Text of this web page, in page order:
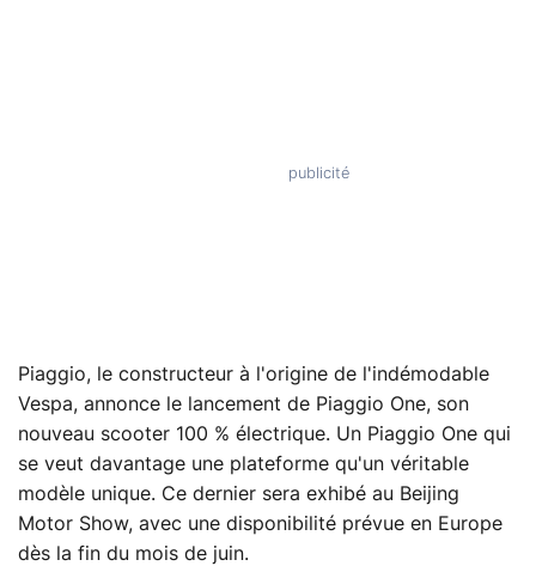
Piaggio, le constructeur à l'origine de l'indémodable
Vespa, annonce le lancement de Piaggio One, son
nouveau scooter 100 % électrique. Un Piaggio One qui
se veut davantage une plateforme qu'un véritable
modèle unique. Ce dernier sera exhibé au Beijing
Motor Show, avec une disponibilité prévue en Europe
dès la fin du mois de juin.